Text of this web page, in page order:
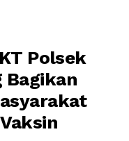
Polsek
Bagikan